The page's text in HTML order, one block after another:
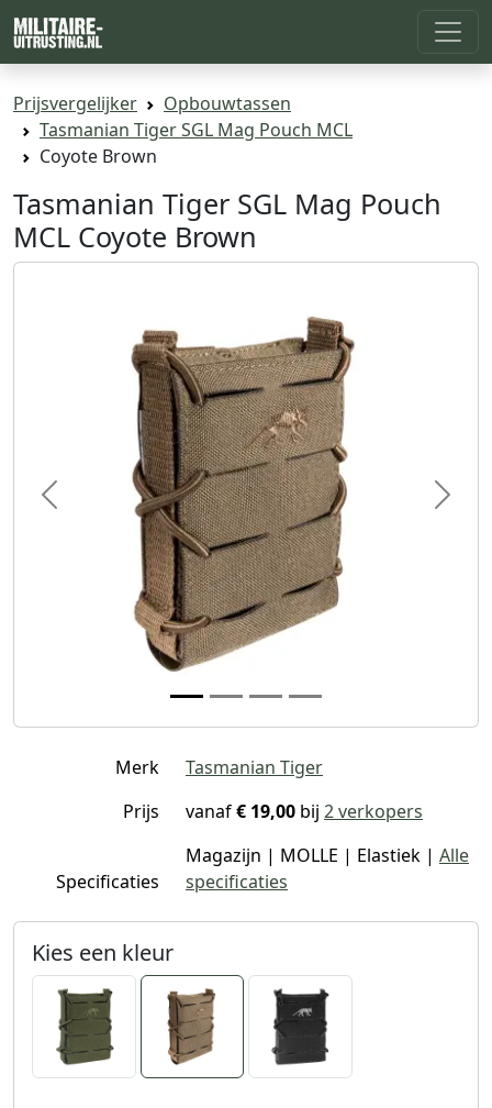
Prijsvergelijker
Opbouwtassen
Tasmanian Tiger SGL Mag Pouch MCL
Coyote Brown
Tasmanian Tiger SGL Mag Pouch
MCL Coyote Brown
Previous Next
Merk
Tasmanian Tiger
Prijs
vanaf€ 19,00 bij 2 verkopers
Specificaties
Magazijn | MOLLE | Elastiek | Alle
specificaties
Kies een kleur